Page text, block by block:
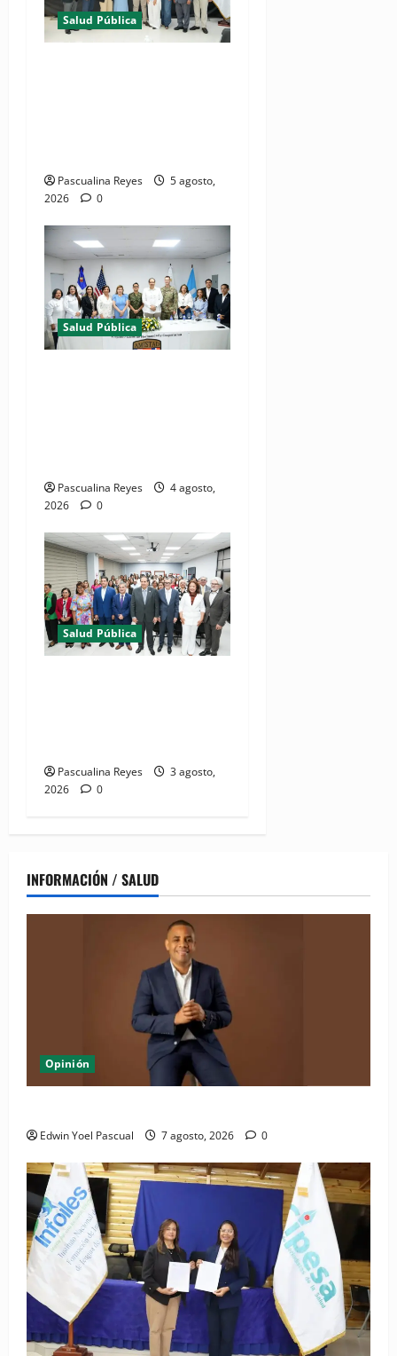
Salud Pública
Pascualina Reyes
5 agosto,
2026
0
Salud Pública
Pascualina Reyes
4 agosto,
2026
0
Salud Pública
Pascualina Reyes
3 agosto,
2026
0
INFORMACIÓN / SALUD
Opinión
Edwin Yoel Pascual 7 agosto, 2026 0